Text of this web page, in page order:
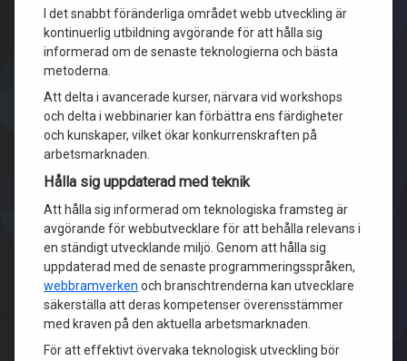
I det snabbt föränderliga området webb utveckling är
kontinuerlig utbildning avgörande för att hålla sig
informerad om de senaste teknologierna och bästa
metoderna.
Att delta i avancerade kurser, närvara vid workshops
och delta i webbinarier kan förbättra ens färdigheter
och kunskaper, vilket ökar konkurrenskraften på
arbetsmarknaden.
Hålla sig uppdaterad med teknik
Att hålla sig informerad om teknologiska framsteg är
avgörande för webbutvecklare för att behålla relevans i
en ständigt utvecklande miljö. Genom att hålla sig
uppdaterad med de senaste programmeringsspråken,
webbramverken och branschtrenderna kan utvecklare
säkerställa att deras kompetenser överensstämmer
med kraven på den aktuella arbetsmarknaden.
För att effektivt övervaka teknologisk utveckling bör